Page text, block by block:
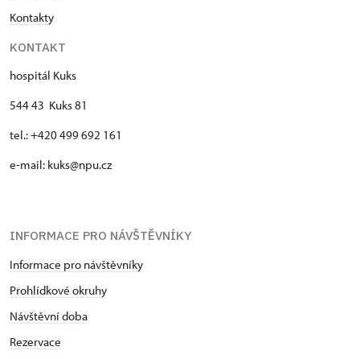
Kontakty
KONTAKT
hospitál Kuks
544 43 Kuks 81
tel.: +420 499 692 161
e-mail: kuks@npu.cz
INFORMACE PRO NÁVŠTĚVNÍKY
Informace pro návštěvníky
Prohlídkové okruhy
Návštěvní doba
Rezervace